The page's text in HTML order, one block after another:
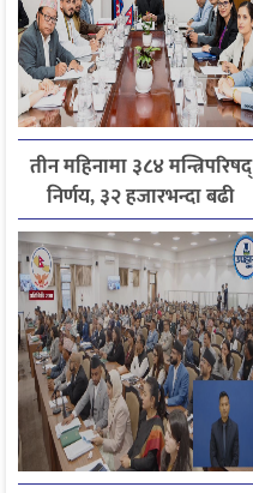
तीन महिनामा ३८४ मन्त्रिपरिषद्
निर्णय, ३२ हजारभन्दा बढी
गुनासो फर्छ्योट